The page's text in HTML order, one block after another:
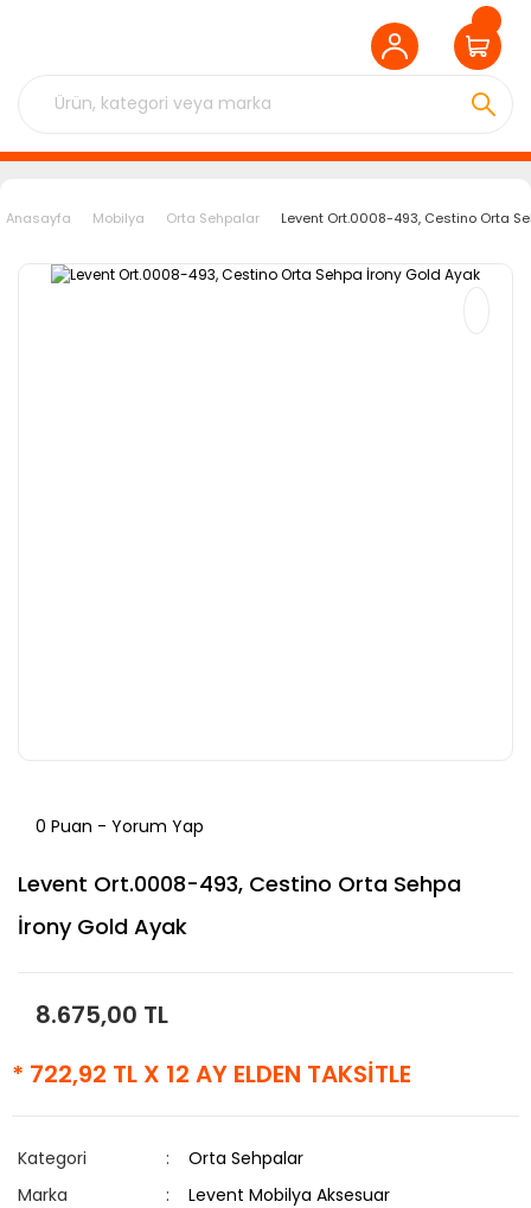
Anasayfa Mobilya Orta Sehpalar Levent Ort.0008-493, Cestino Orta
0 Puan - Yorum Yap
Levent Ort.0008-493, Cestino Orta Sehpa
İrony Gold Ayak
8.675,00 TL
* 722,92 TL X 12 AY ELDEN TAKSİTLE
Kategori
Orta Sehpalar
Marka
Levent Mobilya Aksesuar